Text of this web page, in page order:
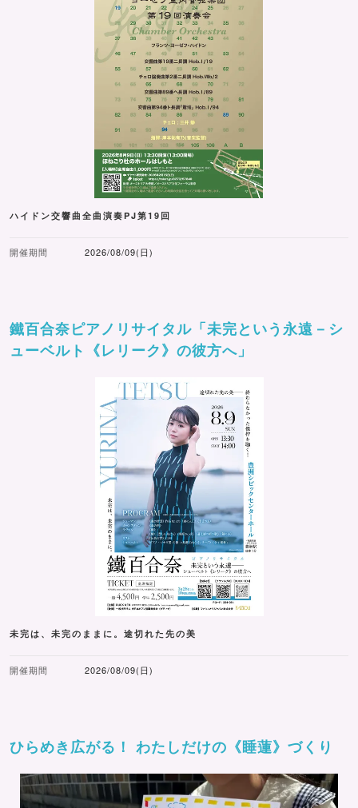
ハイドン交響曲全曲演奏PJ第19回
開催期間 2026/08/09(日)
鐵百合奈ピアノリサイタル「未完という永遠－シ
ューベルト《レリーク》の彼方へ」
未完は、未完のままに。途切れた先の美
開催期間 2026/08/09(日)
ひらめき広がる！ わたしだけの《睡蓮》づくり